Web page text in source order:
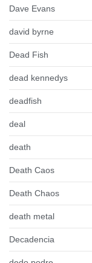
Dave Evans
david byrne
Dead Fish
dead kennedys
deadfish
deal
death
Death Caos
Death Chaos
death metal
Decadencia